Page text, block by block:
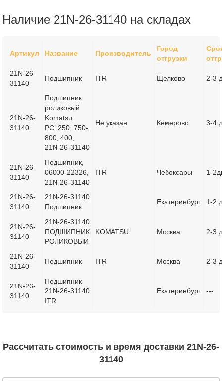
Наличие 21N-26-31140 на складах
Артикул Название Производитель
Город
отгрузки
21N-26-
31140
Подшипник ITR Щелково 2-3
21N-26-
31140
Подшипник
роликовый
Komatsu
PC1250, 750-
800, 400,
21N-26-31140
Не указан Кемерово 3-4
21N-26-
31140
Подшипник,
06000-22326,
21N-26-31140
ITR Чебоксары 1-
21N-26-
31140
21N-26-31140
Подшипник
Екатеринбург 1-2
21N-26-
31140
21N-26-31140
ПОДШИПНИК
РОЛИКОВЫЙ
KOMATSU Москва 2-3
21N-26-
31140
Подшипник ITR Москва 2-3
21N-26-
31140
Подшипник
21N-26-31140
ITR
Екатеринбург ---
Рассчитать стоимость и время доставки 21N-26-
31140